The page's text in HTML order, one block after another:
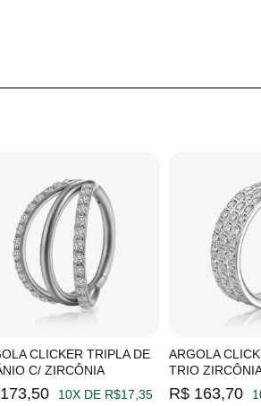
CLICKER TRIPLA DE
C/ ZIRCÔNIA
10X DE R$17,35
ARGOLA
TRIO
R$ 163,70